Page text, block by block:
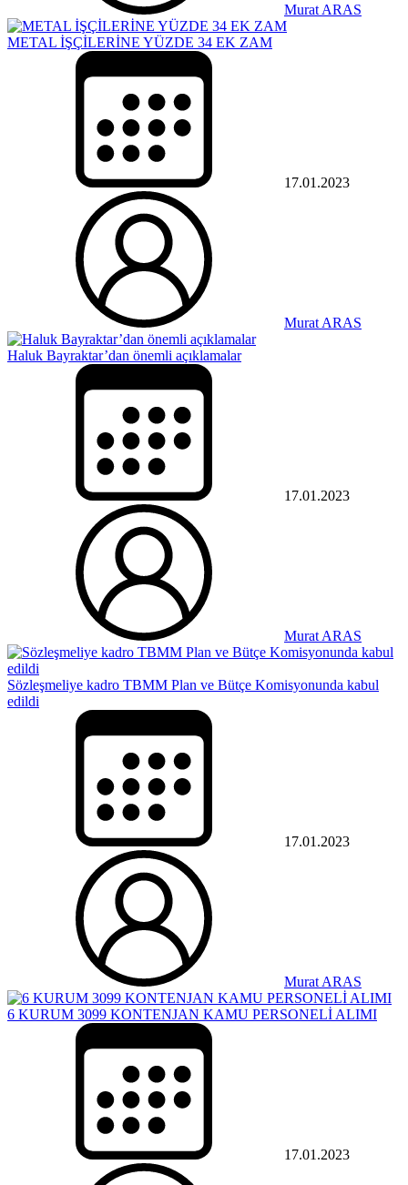
Murat ARAS
METAL İŞÇİLERİNE YÜZDE 34 EK ZAM
17.01.2023
Murat ARAS
Haluk Bayraktar’dan önemli açıklamalar
17.01.2023
Murat ARAS
Sözleşmeliye kadro TBMM Plan ve Bütçe Komisyonunda kabul
edildi
17.01.2023
Murat ARAS
6 KURUM 3099 KONTENJAN KAMU PERSONELİ ALIMI
17.01.2023